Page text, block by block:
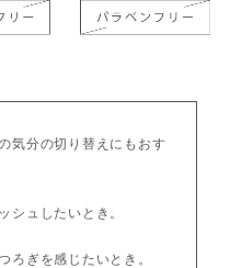
気分の切り替えにもおす
シュしたいとき。
ろぎを感じたいとき。